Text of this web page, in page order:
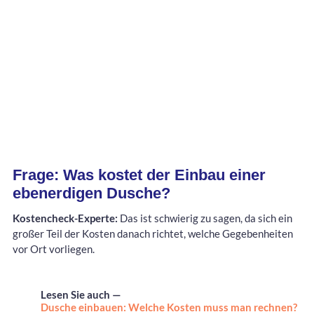
Frage: Was kostet der Einbau einer
ebenerdigen Dusche?
Kostencheck-Experte: Das ist schwierig zu sagen, da sich ein
großer Teil der Kosten danach richtet, welche Gegebenheiten
vor Ort vorliegen.
Lesen Sie auch —
Dusche einbauen: Welche Kosten muss man rechnen?